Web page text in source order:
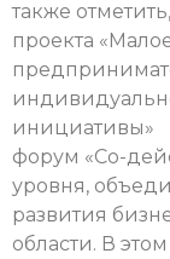
также
проекта
инициативы»
форум «Со-
уровня,
развития
области. В